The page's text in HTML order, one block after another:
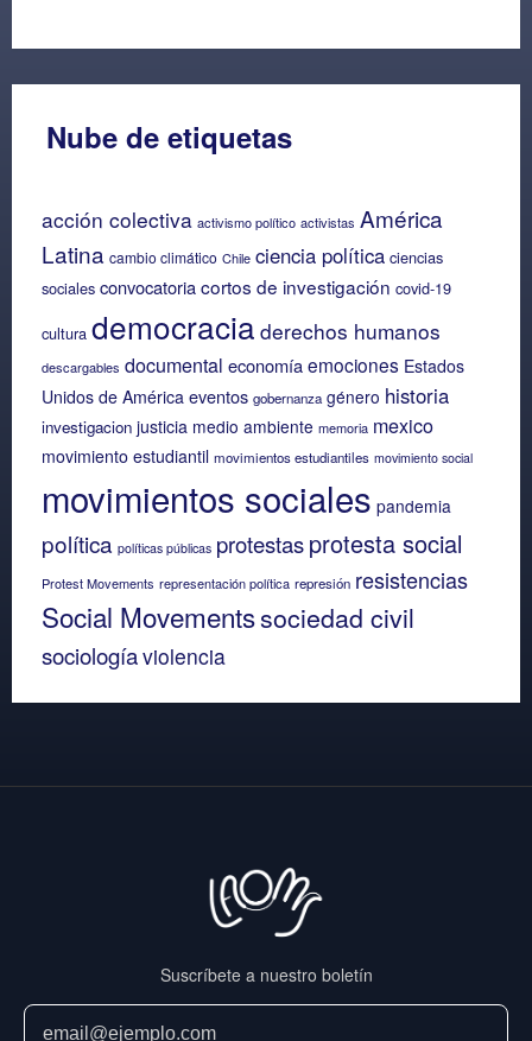
Nube de etiquetas
acción colectiva activismo político activistas América
Latina cambio climático Chile ciencia política ciencias
sociales convocatoriacortos de investigación covid-19
cultura democracia derechos humanos
descargables documental economíaemociones Estados
Unidos de América eventos gobernanza género historia
investigacion justicia medio ambiente memoria mexico
movimiento estudiantil movimientos estudiantiles movimiento social
movimientos sociales pandemia
política políticas públicas protestasprotesta social
Protest Movements representación política represión resistencias
Social Movementssociedad civil
sociologíaviolencia
Suscríbete a nuestro boletín